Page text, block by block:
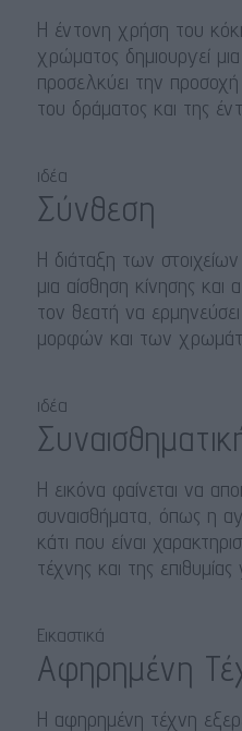
Η έντονη χρήση του
χρώματος δημιουργεί
προσελκύει την προσοχή
του δράματος και της
ιδέα
Σύνθεση
Η διάταξη των
μια αίσθηση κίνησης
τον θεατή να
μορφών και των
ιδέα
Η εικόνα φαίνεται να
συναισθήματα, όπως η
κάτι που είναι
τέχνης και της
Εικαστικά
Αφηρημένη
Η αφηρημένη τέχνη